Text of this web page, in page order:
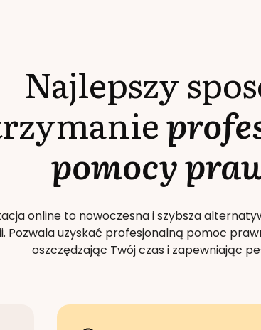
Najlepszy
pomocy
online to nowoczesna i szybsza
Pozwala uzyskać profesjonalną pomoc
oszczędzając Twój czas i zapewniając